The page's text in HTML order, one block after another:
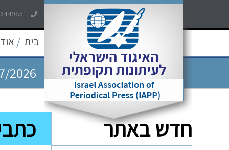
בית /
2026
2026
2026 חדש באתר